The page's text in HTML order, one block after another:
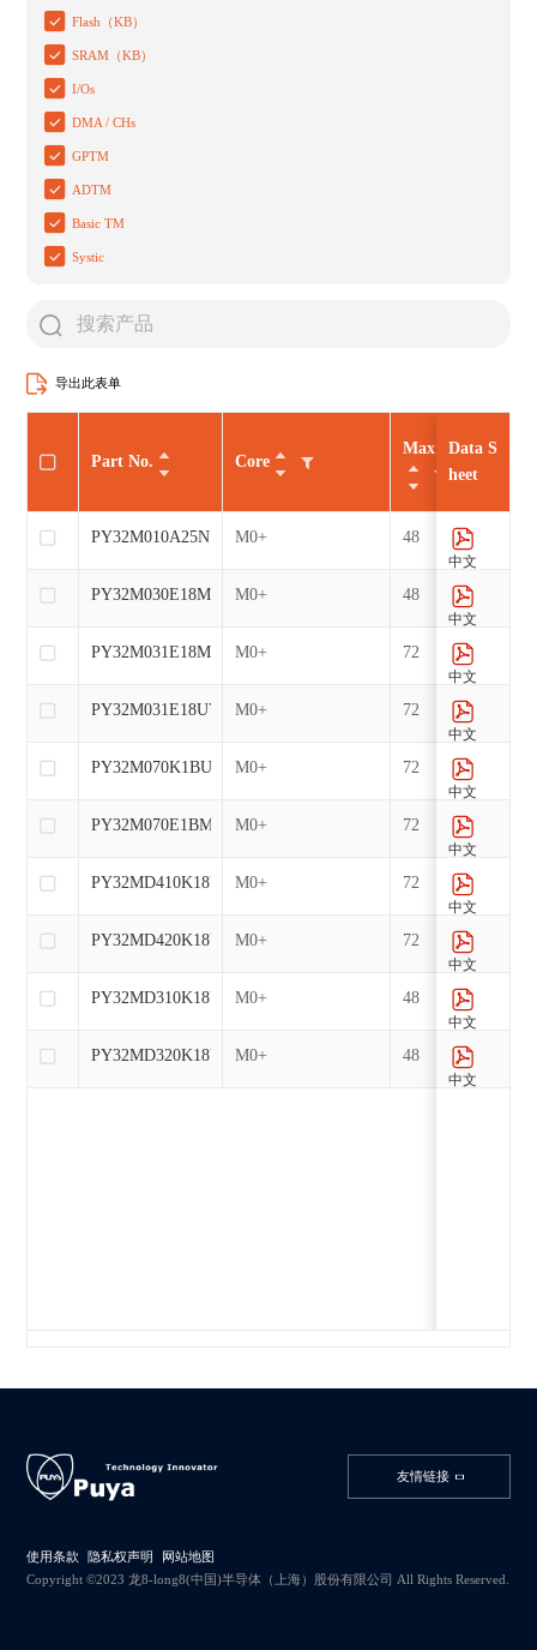
Flash（KB）
SRAM（KB）
I/Os
DMA / CHs
GPTM
ADTM
Basic TM
Systic
导出此表单
Core
Max CLK（MHz
M0+ 48
M0+ 48
M0+ 72
M0+ 72
M0+ 72
M0+ 72
M0+ 72
M0+ 72
M0+ 48
M0+ 48
Part No.
PY32M010A25N7
PY32M030E18M7
PY32M031E18M7
PY32M031E18U7
PY32M070K1BU7-C
PY32M070E1BM7-C
PY32MD410K18U7
PY32MD420K18U7
PY32MD310K18U7
PY32MD320K18U7
Data S
heet
中文
中文
中文
中文
中文
中文
中文
中文
中文
中文
友情链接
使用条款 隐私权声明
网站地图
Copyright ©2023 龙8-long8(中国)半导体（上海）股份有限公司 All Rights Reserved.